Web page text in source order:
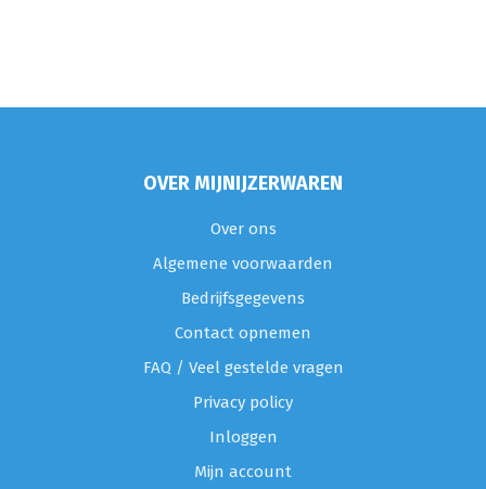
OVER MIJNIJZERWAREN
Over ons
Algemene voorwaarden
Bedrijfsgegevens
Contact opnemen
FAQ / Veel gestelde vragen
Privacy policy
Inloggen
Mijn account